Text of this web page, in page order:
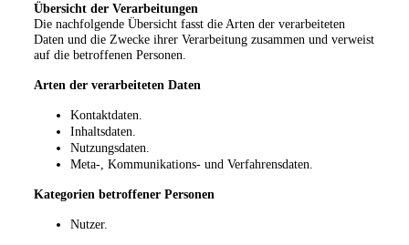
Übersicht der Verarbeitungen
Die nachfolgende Übersicht fasst die Arten der verarbeiteten
Daten und die Zwecke ihrer Verarbeitung zusammen und verweist
auf die betroffenen Personen.
Arten der verarbeiteten Daten
Kontaktdaten.
Inhaltsdaten.
Nutzungsdaten.
Meta-, Kommunikations- und Verfahrensdaten.
Kategorien betroffener Personen
Nutzer.